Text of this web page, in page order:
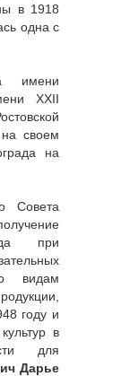
в 1918
одна с
имени
XXII
своем
на
Совета
при
видам
году и
в
для
Дарье